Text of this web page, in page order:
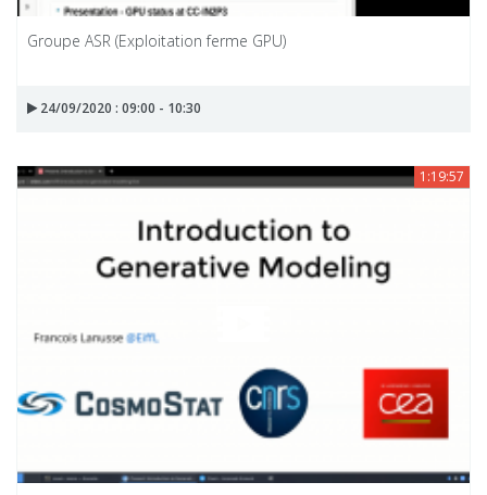
Groupe ASR (Exploitation ferme GPU)
24/09/2020 : 09:00 - 10:30
1:19:57